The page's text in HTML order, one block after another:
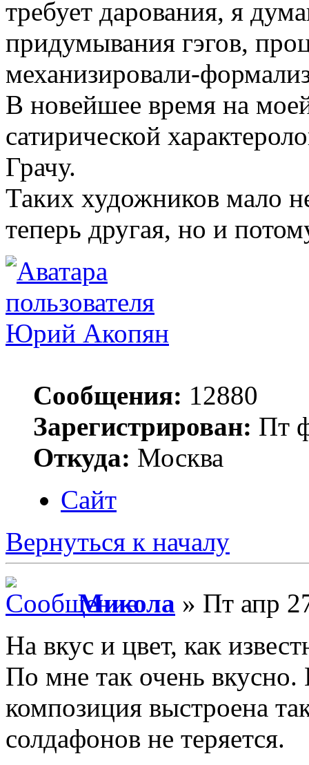
требует дарования, я
придумывания гэгов,
механизировали-
В новейшее время на
сатирической
Грачу.
Таких художников мало
теперь другая, но и
Юрий Акопян
Сообщения: 12880
Зарегистрирован: Пт
Откуда: Москва
Сайт
Вернуться к началу
Микола » Пт апр
На вкус и цвет, как
По мне так очень
композиция выстроена
солдафонов не теряется.